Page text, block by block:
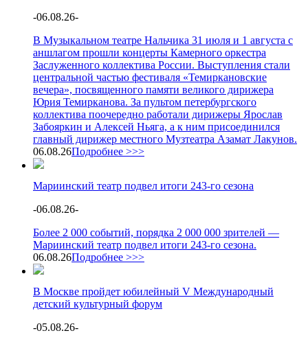
-06.08.26-
В Музыкальном театре Нальчика 31 июля и 1 августа с
аншлагом прошли концерты Камерного оркестра
Заслуженного коллектива России. Выступления стали
центральной частью фестиваля «Темиркановские
вечера», посвященного памяти великого дирижера
Юрия Темирканова. За пультом петербургского
коллектива поочередно работали дирижеры Ярослав
Забояркин и Алексей Ньяга, а к ним присоединился
главный дирижер местного Музтеатра Азамат Лакунов.
06.08.26Подробнее >>>
Мариинский театр подвел итоги 243-го сезона
-06.08.26-
Более 2 000 событий, порядка 2 000 000 зрителей —
Мариинский театр подвел итоги 243-го сезона.
06.08.26Подробнее >>>
В Москве пройдет юбилейный V Международный
детский культурный форум
-05.08.26-